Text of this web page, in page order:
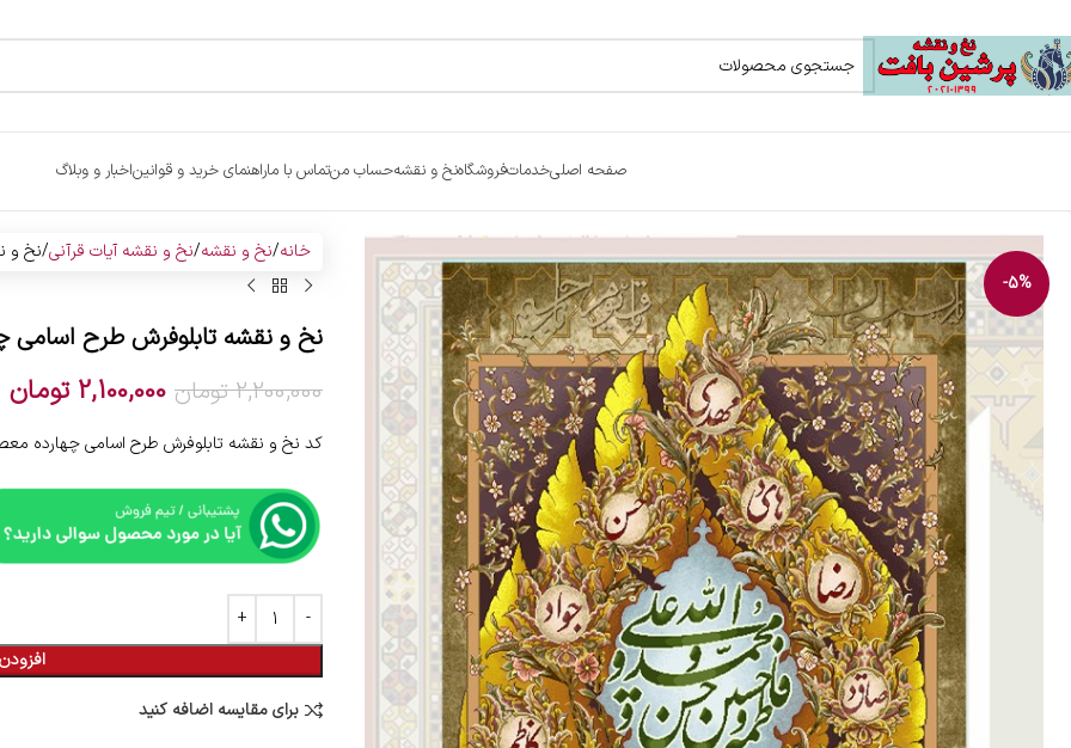
صفحه اصلیخدماتفروشگاهنخ و نقشهحساب منتماس با ماراهنمای خرید و قوانیناخبار و وبلاگ
-5%
خانه نخ و نقشه نخ و نقشه آیات قرآنی نخ و
نخ و نقشه تابلوفرش طرح اسامی
2,200,000 تومان 2,100,000 تومان
کد نخ و نقشه تابلوفرش طرح اسامی چهارده معصوم
برای مقایسه اضافه کنید